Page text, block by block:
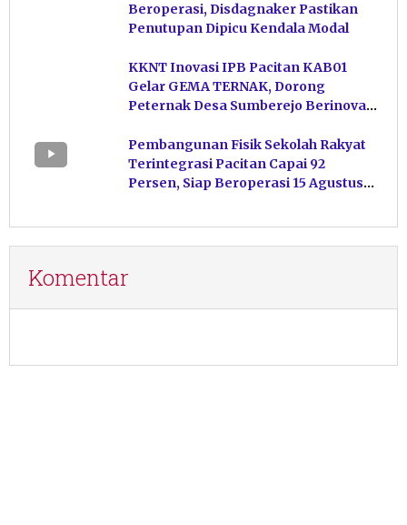
Beroperasi, Disdagnaker Pastikan
Penutupan Dipicu Kendala Modal
KKNT Inovasi IPB Pacitan KAB01
Gelar GEMA TERNAK, Dorong
Peternak Desa Sumberejo Berinovasi
Pembangunan Fisik Sekolah Rakyat
Terintegrasi Pacitan Capai 92
Persen, Siap Beroperasi 15 Agustus
Komentar